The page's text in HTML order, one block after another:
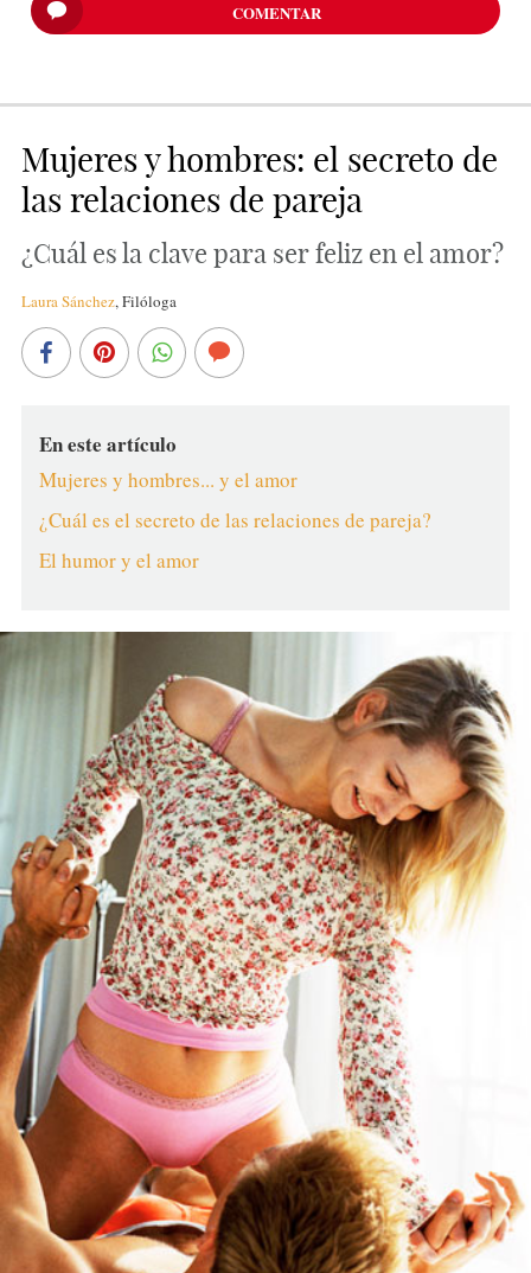
COMENTAR
Mujeres y hombres: el secreto de
las relaciones de pareja
¿Cuál es la clave para ser feliz en el amor?
Laura Sánchez,Filóloga
En este artículo
Mujeres y hombres... y el amor
¿Cuál es el secreto de las relaciones de pareja?
El humor y el amor